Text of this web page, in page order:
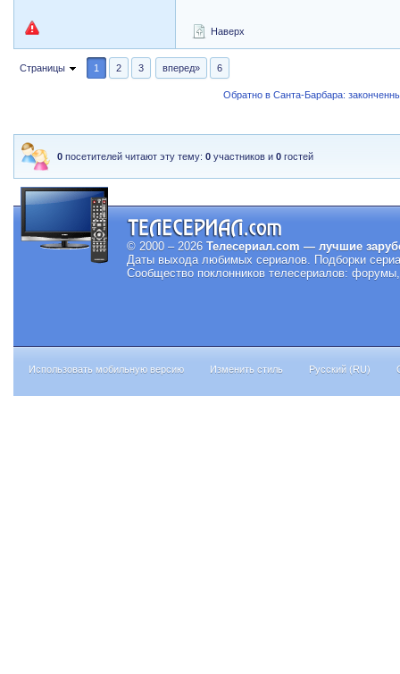
Наверх
Страницы 1 2 3 вперед» 6
Обратно в Санта-Барбара:
0 посетителей читают эту тему:0 участников и0 гостей
© 2000 – 2026 Телесериал.com — лучшие
Даты выхода любимых сериалов. Подборки
Сообщество поклонников телесериалов:
Использовать мобильную версию Изменить стиль Русский (RU)